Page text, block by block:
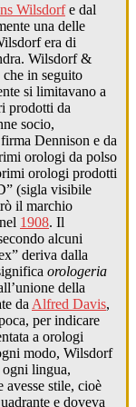
Wilsdorfe dal
una delle
era di
Wilsdorf &
in seguito
si limitavano a
prodotti da
socio,
Dennison e da
orologi da polso
orologi prodotti
(sigla visibile
il marchio
nel 1908. Il
alcuni
deriva dalla
orologeria
della
da Alfred Davis,
per indicare
a orologi
modo, Wilsdorf
lingua,
avesse stile, cioè
e doveva